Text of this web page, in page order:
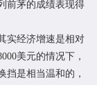
前茅的成绩表现得
实经济增速是相对
美元的情况下，
挡是相当温和的，